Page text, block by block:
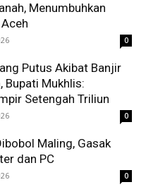
Menumbuhkan
0
Putus Akibat Banjir
Bupati Mukhlis:
Setengah Triliun
0
Maling, Gasak
dan PC
0